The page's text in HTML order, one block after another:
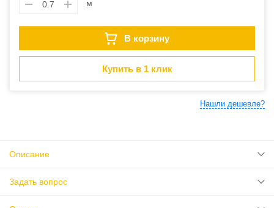
м
В корзину
Купить в 1 клик
Нашли дешевле?
Описание
Задать вопрос